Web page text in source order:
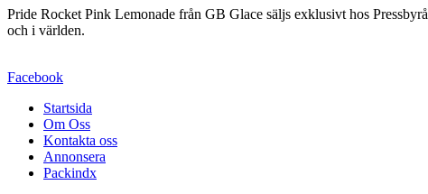
Pride Rocket Pink Lemonade från GB Glace säljs exklusivt hos
och i världen.
Facebook
Startsida
Om Oss
Kontakta oss
Annonsera
Packindx